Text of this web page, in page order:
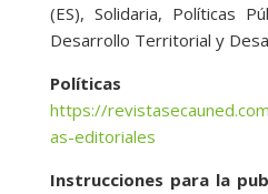
(ES), Solidaria, Políticas
Desarrollo Territorial y
Políticas
https://
as-editoriales
Instrucciones para la